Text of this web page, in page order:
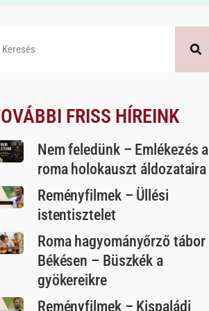
FRISS HÍREINK
Nem feledünk – Emlékezés a
roma holokauszt áldozataira
Reményfilmek – Üllési
istentisztelet
Roma hagyományőrző tábor
Békésen – Büszkék a
gyökereikre
Reményfilmek – Kispaládi